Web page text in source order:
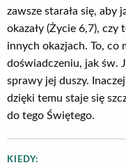
zawsze starała się, aby
okazały (Życie 6,7), czy
innych okazjach. To, co
doświadczeniu, jak św.
sprawy jej duszy.
dzięki temu staje się
do tego Świętego.
KIEDY: